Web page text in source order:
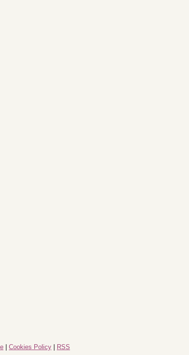
Cookies Policy
RSS